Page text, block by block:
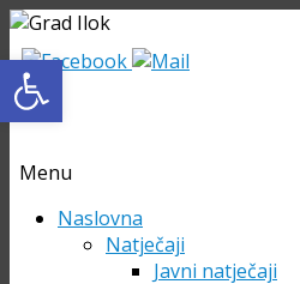
Menu
Skip Naslovna
Natječaji
Javni natječaji
Open toolbar